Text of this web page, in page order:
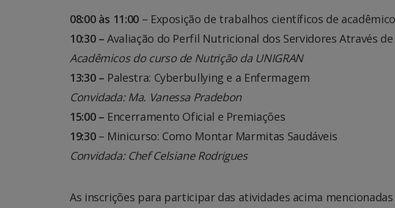
08:00 às 11:00 – Exposição de trabalhos científicos de
10:30 –Avaliação do Perfil Nutricional dos Servidores Através
Acadêmicos do curso de Nutrição da UNIGRAN
13:30 – Palestra: Cyberbullying e a Enfermagem
Convidada: Ma. Vanessa Pradebon
15:00 – Encerramento Oficial e Premiações
19:30– Minicurso: Como Montar Marmitas Saudáveis
Convidada: Chef Celsiane Rodrigues
As inscrições para participar das atividades acima